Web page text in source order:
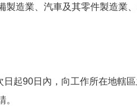
造業、汽車及其零件製造業
起90日內，向工作所在地轄
。